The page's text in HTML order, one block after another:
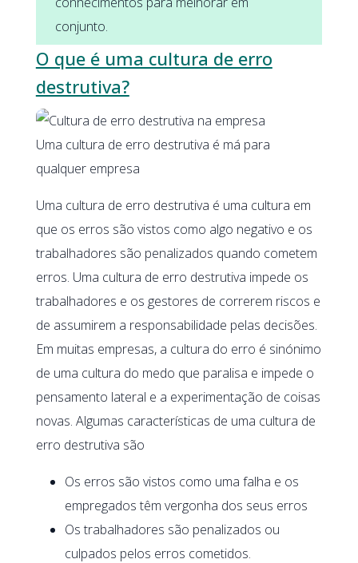
conjunto.
O que é uma cultura de erro
destrutiva?
Uma cultura de erro destrutiva é má para
qualquer empresa
Uma cultura de erro destrutiva é uma cultura em
que os erros são vistos como algo negativo e os
trabalhadores são penalizados quando cometem
erros. Uma cultura de erro destrutiva impede os
trabalhadores e os gestores de correrem riscos e
de assumirem a responsabilidade pelas decisões.
Em muitas empresas, a cultura do erro é sinónimo
de uma cultura do medo que paralisa e impede o
pensamento lateral e a experimentação de coisas
novas. Algumas características de uma cultura de
erro destrutiva são
Os erros são vistos como uma falha e os
empregados têm vergonha dos seus erros
Os trabalhadores são penalizados ou
culpados pelos erros cometidos.